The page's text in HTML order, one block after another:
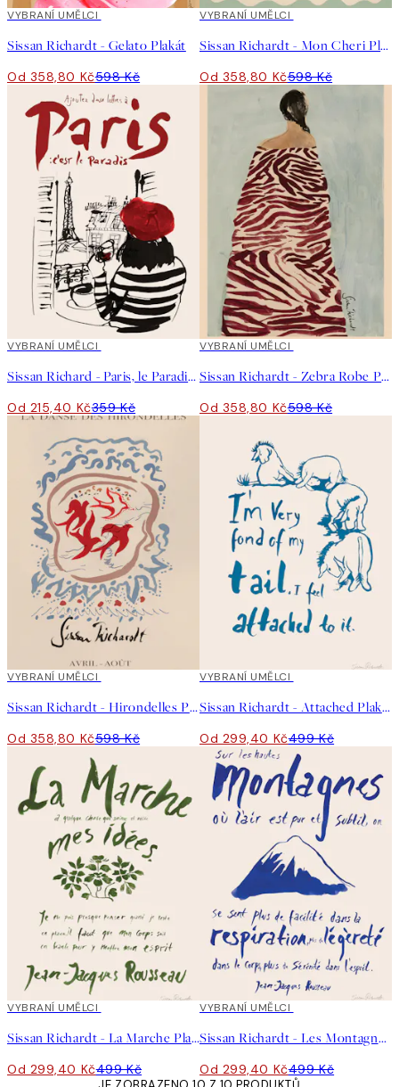
40%*
VYBRANÍ UMĚLCI
Sissan Richardt - Gelato Plakát
Od 358,80 Kč598 Kč
40%*
VYBRANÍ UMĚLCI
Sissan Richardt - Mon Cheri Plakát
Od 358,80 Kč598 Kč
40%*
VYBRANÍ UMĚLCI
Sissan Richard - Paris, le Paradis Plakát
Od 215,40 Kč359 Kč
40%*
VYBRANÍ UMĚLCI
Sissan Richardt - Zebra Robe Plakát
Od 358,80 Kč598 Kč
40%*
VYBRANÍ UMĚLCI
Sissan Richardt - Hirondelles Plakát
Od 358,80 Kč598 Kč
40%*
VYBRANÍ UMĚLCI
Sissan Richardt - Attached Plakát
Od 299,40 Kč499 Kč
40%*
VYBRANÍ UMĚLCI
Sissan Richardt - La Marche Plakát
Od 299,40 Kč499 Kč
40%*
VYBRANÍ UMĚLCI
Sissan Richardt - Les Montagnes Plakát
Od 299,40 Kč499 Kč